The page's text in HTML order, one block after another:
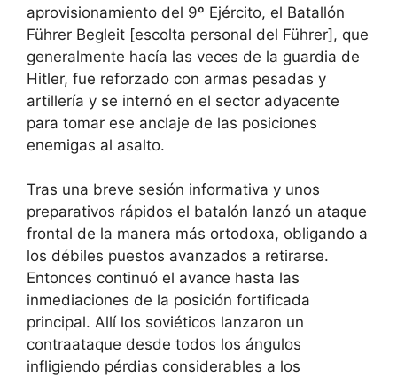
aprovisionamiento del 9º Ejército, el Batallón
Führer Begleit [escolta personal del Führer], que
generalmente hacía las veces de la guardia de
Hitler, fue reforzado con armas pesadas y
artillería y se internó en el sector adyacente
para tomar ese anclaje de las posiciones
enemigas al asalto.
Tras una breve sesión informativa y unos
preparativos rápidos el batalón lanzó un ataque
frontal de la manera más ortodoxa, obligando a
los débiles puestos avanzados a retirarse.
Entonces continuó el avance hasta las
inmediaciones de la posición fortificada
principal. Allí los soviéticos lanzaron un
contraataque desde todos los ángulos
infligiendo pérdias considerables a los